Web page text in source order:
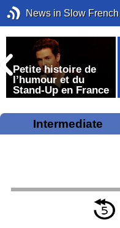
News in Slow French
Petite histoire de
l’humour et du
Stand-Up en France
Intermediate